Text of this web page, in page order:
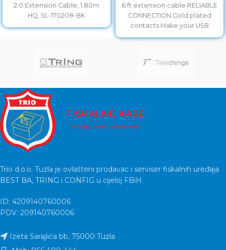
2.0 Extension Cable, 1.80m
HQ, SL-170208-BK
6 ft extension cable RELIABLE
CONNECTION Gold plated
contacts Make your USB
cables longer.
Trio d.o.o. Tuzla je ovlašteni prodavac i serviser fiskalnih uređaja
BEST BA, TRING i CONFIG u cijeloj FBiH.
ID: 4209140760006
PDV: 209140760006
Izeta Sarajlića bb, 75000 Tuzla